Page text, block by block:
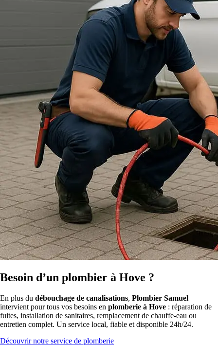
Besoin d’un plombier à Hove ?
En plus du débouchage de canalisations, Plombier Samuel
intervient pour tous vos besoins en plomberie à Hove : réparation de
fuites, installation de sanitaires, remplacement de chauffe-eau ou
entretien complet. Un service local, fiable et disponible 24h/24.
Découvrir notre service de plomberie